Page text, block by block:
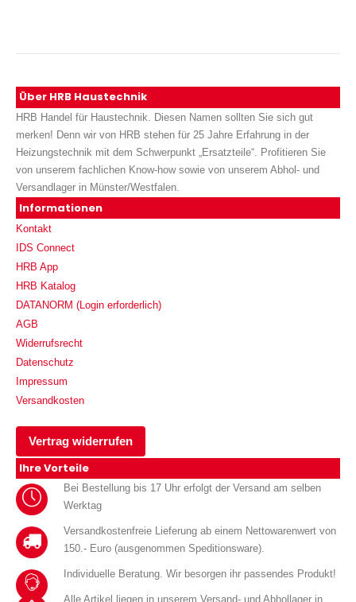
Über HRB Haustechnik
HRB Handel für Haustechnik. Diesen Namen sollten Sie sich gut
merken! Denn wir von HRB stehen für 25 Jahre Erfahrung in der
Heizungstechnik mit dem Schwerpunkt „Ersatzteile“. Profitieren Sie
von unserem fachlichen Know-how sowie von unserem Abhol- und
Versandlager in Münster/Westfalen.
Informationen
Kontakt
IDS Connect
HRB App
HRB Katalog
DATANORM (Login erforderlich)
AGB
Widerrufsrecht
Datenschutz
Impressum
Versandkosten
Vertrag widerrufen
Ihre Vorteile
Bei Bestellung bis 17 Uhr erfolgt der Versand am selben
Werktag
Versandkostenfreie Lieferung ab einem Nettowarenwert von
150.- Euro (ausgenommen Speditionsware).
Individuelle Beratung. Wir besorgen ihr passendes Produkt!
Alle Artikel liegen in unserem Versand- und Abhollager in